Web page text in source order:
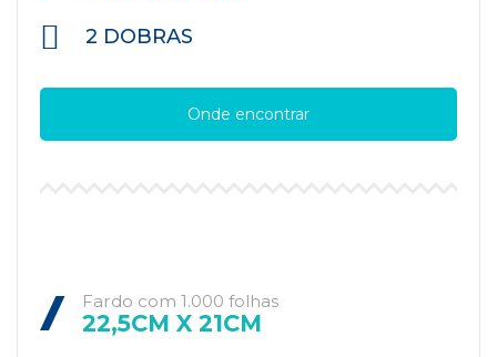
2 DOBRAS
Onde encontrar
Fardo com 1.000 folhas
22,5CM X 21CM